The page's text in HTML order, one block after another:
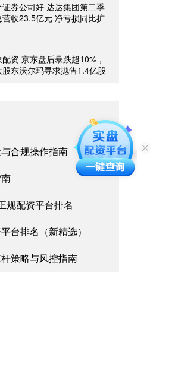
证券公司好 达达集团第二季
营收23.5亿元 净亏损同比扩
资 京东盘后暴跌超10%，
东沃尔玛寻求抛售1.4亿股
合规操作指南
规配资平台排名
台排名（新精选）
策略与风控指南